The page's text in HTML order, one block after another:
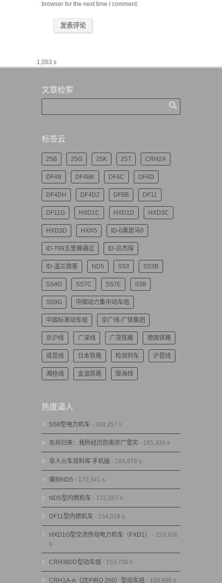
browser for the next time I comment.
1,053 s
文章检索
标签云
25B 25G 25K 25T CRH2A
DF4B DF4BK DF4C DF4D
DF4DH DF4DZ DF8B DF11
DF11G HXD1C HXD1D HXD3C
HXD3D HXN5 ID-0奥斑马0
ID-T99五里蹲通过 ID-吕杰琛
ID-温兰旅客 ND5 SS3 SS3B
SS4G SS7C SS7E SS8
SS9G 中国动力集中动车组
中国标准动车组 京广线-广铁集团
京沪线 广深线 广茂铁路 德国铁路
成昆线 日本铁路 检测列车 沪昆线
湘桂线 金温铁路 陇海线
热度逼人
SS8型电力机车 - 209,257 s
东风归来：我所经历的南京广雪灾 - 185,334 s
非人火车资料库 手机版 - 184,879 s
痛别ND5 - 172,441 s
ND5型内燃机车 - 172,057 s
DF11型内燃机车 - 154,018 s
HXD1G型交流传动电力机车（FXD1）
- 153,936
s
CRH380D型动车组 - 153,700 s
CRH1A-A（ZEFIRO 250）型动车组 - 150,896 s